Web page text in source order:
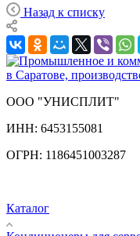
Назад к списку
ООО "УНИСПЛИТ"
ИНН: 6453155081
ОГРН: 1186451003287
Каталог